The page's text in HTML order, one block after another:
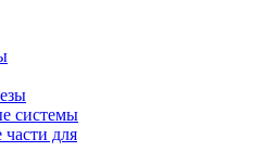
системы
для